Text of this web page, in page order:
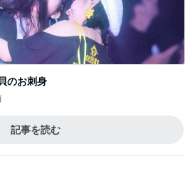
のお刺身
記事を読む